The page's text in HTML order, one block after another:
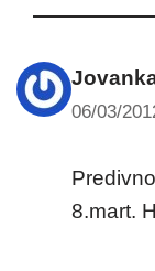
06/03/
8.mart.